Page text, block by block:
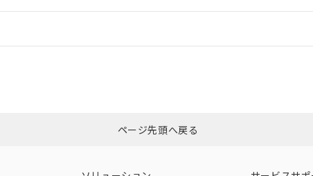
ダウンロードはこちらページ先頭へ戻る